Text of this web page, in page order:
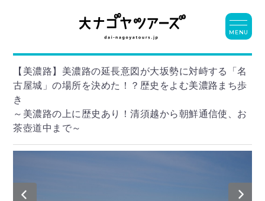
【美濃路】美濃路の延長意図が大坂勢に対峙する「名
古屋城」の場所を決めた！？歴史をよむ美濃路まち歩
き
～美濃路の上に歴史あり！清須越から朝鮮通信使、お
茶壺道中まで～
MENU